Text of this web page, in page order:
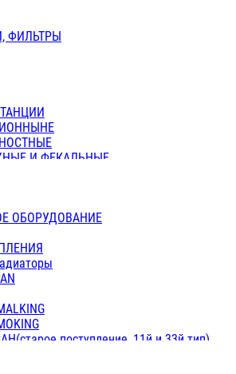
/ СОЕДИНИТЕЛЬНЫЕ
ВНУТРЕННЕЙ РЕЗЬБОЙ
ДВУХСЛ.
ФИЛЬТРЫ
И ФЕКАЛЬНЫЕ
и ЦИРКУЛЯЦИОННЫЕ
ОБОРУДОВАНИЕ
поступление, 11й и 33й тип)